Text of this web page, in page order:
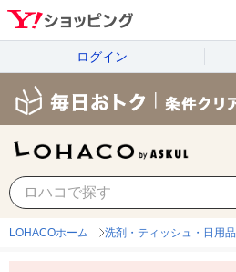
ログイン
LOHACOホーム 洗剤・ティッシュ・日用品